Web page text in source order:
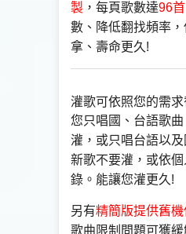
製 ，每頁歌數達96首
數、降低翻找頻率，
拿、壽命更久!
灌歌可依照您的需
您只唱國、台語歌
灌，或只唱台語以及
新歌不要灌，或依
錄。能讓您灌更久!
另有精簡版提供舊機
歌曲限制問題可獲緩